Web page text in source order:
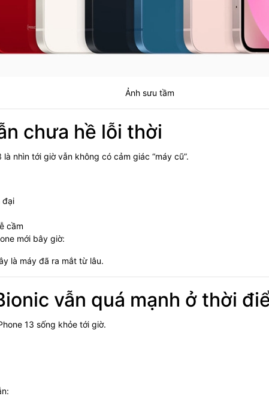
Ảnh sưu tầm
chưa hề lỗi thời
nhìn tới giờ vẫn không có cảm giác “máy cũ”.
đại
cầm
mới bây giờ:
là máy đã ra mắt từ lâu.
vẫn quá mạnh ở thời
13 sống khỏe tới giờ.